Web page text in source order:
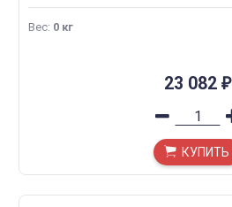
Вес: 0 кг
23 082 ₽
КУПИТЬ